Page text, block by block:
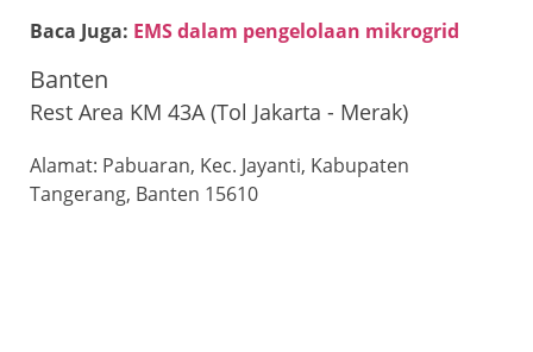
Baca Juga: EMS dalam pengelolaan mikrogrid
Banten
Rest Area KM 43A (Tol Jakarta - Merak)
Alamat: Pabuaran, Kec. Jayanti, Kabupaten
Tangerang, Banten 15610